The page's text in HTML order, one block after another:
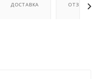
ДОСТАВКА ОТЗЫВЫ